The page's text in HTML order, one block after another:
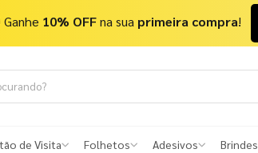
Ganhe 10% OFFna sua primeira compra!
de Visita Folhetos Adesivos Brindes